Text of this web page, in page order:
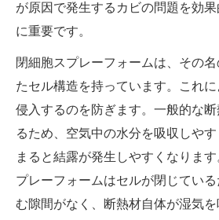
が原因で発生するカビの問題を効
に重要です。
閉細胞スプレーフォームは、その
たセル構造を持っています。これ
侵入するのを防ぎます。一般的な
るため、空気中の水分を吸収しや
まると結露が発生しやすくなりま
プレーフォームはセルが閉じてい
む隙間がなく、断熱材自体が湿気